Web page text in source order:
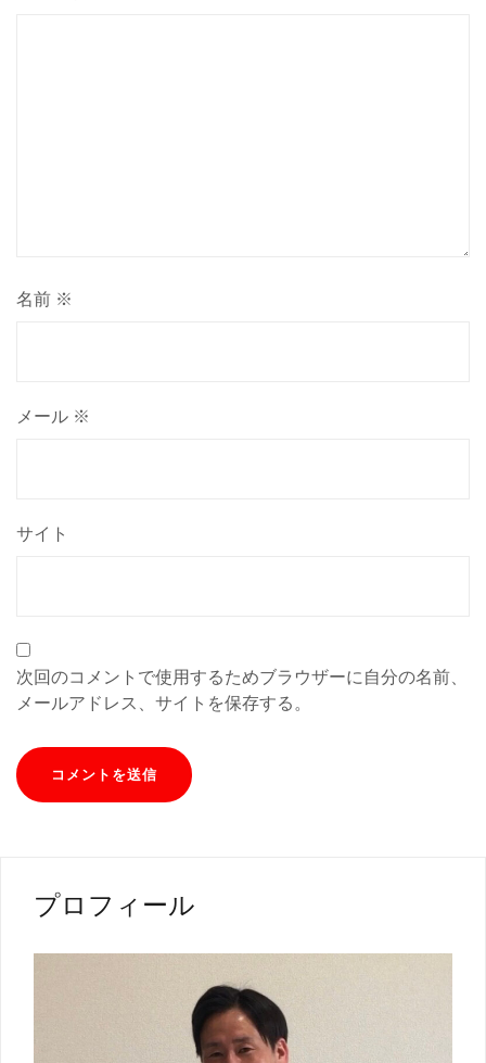
名前 ※
メール ※
サイト
次回のコメントで使用するためブラウザーに自分の名前、
メールアドレス、サイトを保存する。
プロフィール